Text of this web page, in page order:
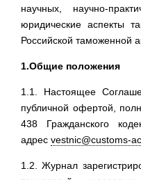
научных, научно-
юридические аспекты
Российской таможенной
1.Общие положения
1.1. Настоящее
публичной офертой,
438 Гражданского
адрес vestnic@customs-
1.2. Журнал